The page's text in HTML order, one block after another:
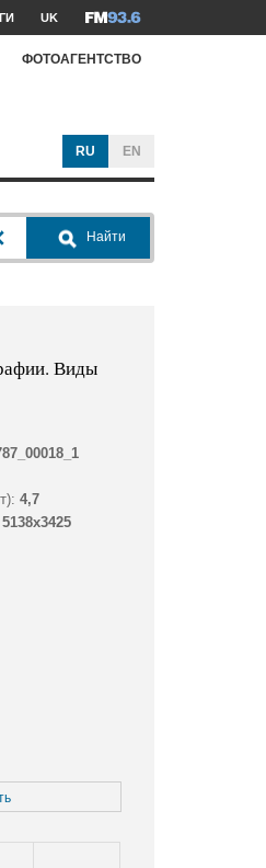
UK
ФОТОАГЕНТСТВО
RU EN
Найти
Виды
4,7
5138x3425